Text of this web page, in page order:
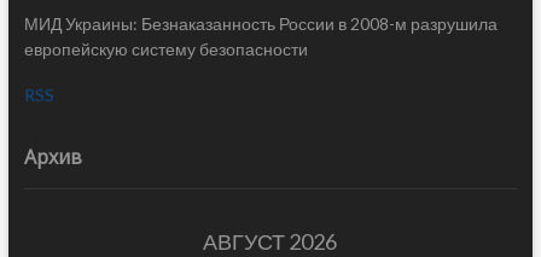
МИД Украины: Безнаказанность России в 2008-м разрушила
европейскую систему безопасности
RSS
Архив
АВГУСТ 2026